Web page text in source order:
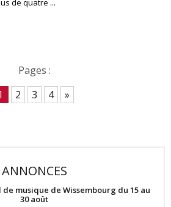
de quatre ...
Pages :
2 3 4 »
ANNONCES
musique de Wissembourg du 15 au
30 août